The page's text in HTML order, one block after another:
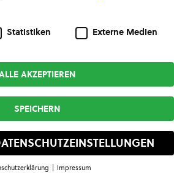
it-yourself-Paket
Bio-Zertifizierung. Unsere
bereit, die Umsetzung
Statistiken Externe Medien
AKZEPTIEREN
SPEICHERN
Impressum